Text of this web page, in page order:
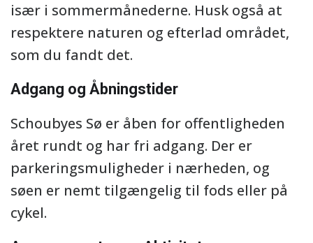
især i sommermånederne. Husk også at
respektere naturen og efterlad området,
som du fandt det.
Adgang og Åbningstider
Schoubyes Sø er åben for offentligheden
året rundt og har fri adgang. Der er
parkeringsmuligheder i nærheden, og
søen er nemt tilgængelig til fods eller på
cykel.